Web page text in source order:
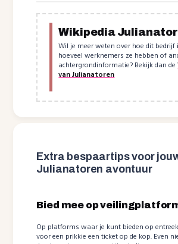
Wikipedia
Wil je meer weten over hoe dit
hoeveel werknemers ze hebben of
achtergrondinformatie? Bekijk dan de
van Julianatoren
Extra bespaartips voor
Julianatoren avontuur
Bied mee op
Op platforms waar je kunt bieden op
voor een prikkie een ticket op de kop. Even